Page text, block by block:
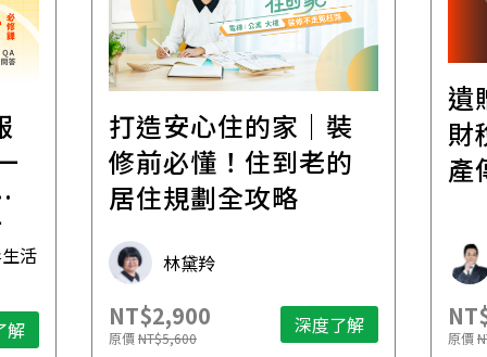
解
遺贈稅規劃直播課│
財稅專家親授，讓資
產傳承更有效率
財稅專家 朱家棟
NT$2,500
原價NT$4,888 深度了解
百
經
年
原價